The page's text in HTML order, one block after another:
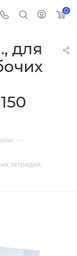
0
для
—
тетрадей,